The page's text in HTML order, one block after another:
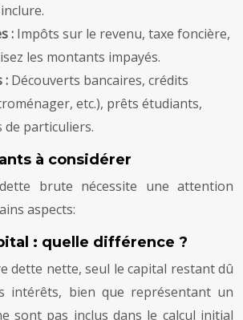
: Impôts sur le revenu, taxe foncière,
les montants impayés.
: Découverts bancaires, crédits
etc.), prêts étudiants,
de particuliers.
à considérer
brute nécessite une attention
aspects:
: quelle différence ?
dette nette, seul le capital restant dû
intérêts, bien que représentant un
sont pas inclus dans le calcul initial